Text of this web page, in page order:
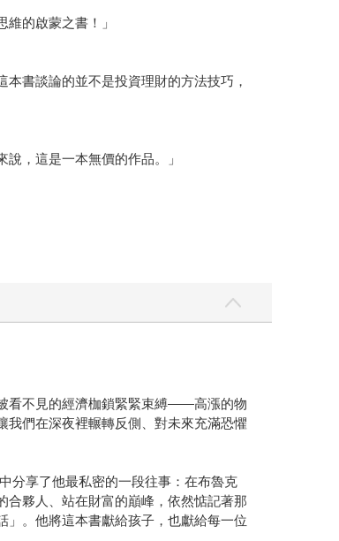
的啟蒙之書！」
書談論的並不是投資理財的方法技巧，
，這是一本無價的作品。」
看不見的經濟枷鎖緊緊束縛——高漲的物
我們在深夜裡輾轉反側、對未來充滿恐懼
分享了他最私密的一段往事：在布魯克
合夥人、站在財富的巔峰，依然惦記著那
」。他將這本書獻給孩子，也獻給每一位